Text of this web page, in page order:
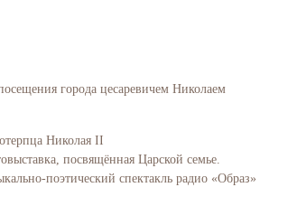
города цесаревичем Николаем
Николая II
посвящённая Царской семье.
поэтический спектакль радио «Образ»